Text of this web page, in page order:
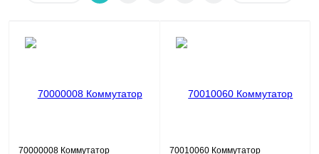
70000008 Коммутатор
70010060 Коммутатор